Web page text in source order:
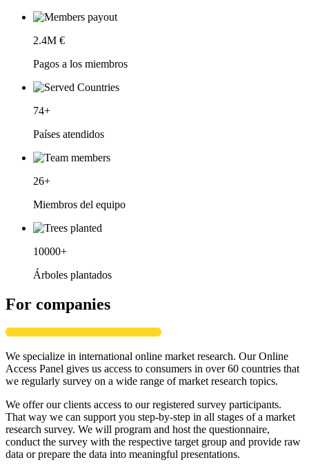
2.4M €
Pagos a los miembros
74+
Países atendidos
26+
Miembros del equipo
10000+
Árboles plantados
For companies
We specialize in international online market research. Our Online
Access Panel gives us access to consumers in over 60 countries that
we regularly survey on a wide range of market research topics.
We offer our clients access to our registered survey participants.
That way we can support you step-by-step in all stages of a market
research survey. We will program and host the questionnaire,
conduct the survey with the respective target group and provide raw
data or prepare the data into meaningful presentations.